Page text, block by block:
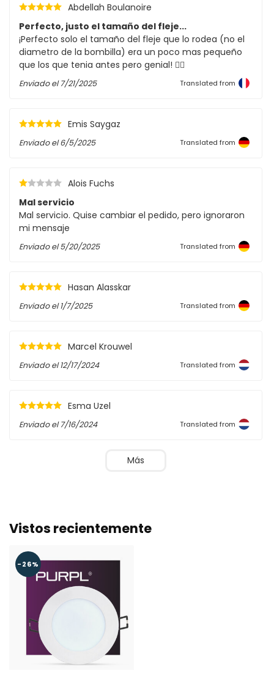
Abdellah Boulanoire
Perfecto, justo el tamaño del fleje...
¡Perfecto solo el tamaño del fleje que lo rodea (no el
diametro de la bombilla) era un poco mas pequeño
que los que tenia antes pero genial! 👌🏽
Enviado el7/21/2025 Translated from
Emis Saygaz
Enviado el6/5/2025 Translated from
Alois Fuchs
Mal servicio
Mal servicio. Quise cambiar el pedido, pero ignoraron
mi mensaje
Enviado el5/20/2025 Translated from
Hasan Alasskar
Enviado el1/7/2025 Translated from
Marcel Krouwel
Enviado el12/17/2024 Translated from
Esma Uzel
Enviado el7/16/2024 Translated from
Más
Vistos recientemente
-26%